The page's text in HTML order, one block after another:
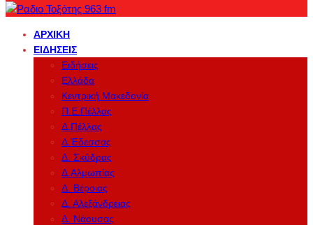
ΑΡΧΙΚΉ
ΕΙΔΉΣΕΙΣ
Ειδήσεις
Ελλάδα
Κεντρική Μακεδονία
Π.Ε.Πέλλας
Δ.Πέλλας
Δ.Έδεσσας
Δ. Σκύδρας
Δ.Αλμωπίας
Δ. Βέροιας
Δ. Αλεξάνδρειας
Δ. Νάουσας